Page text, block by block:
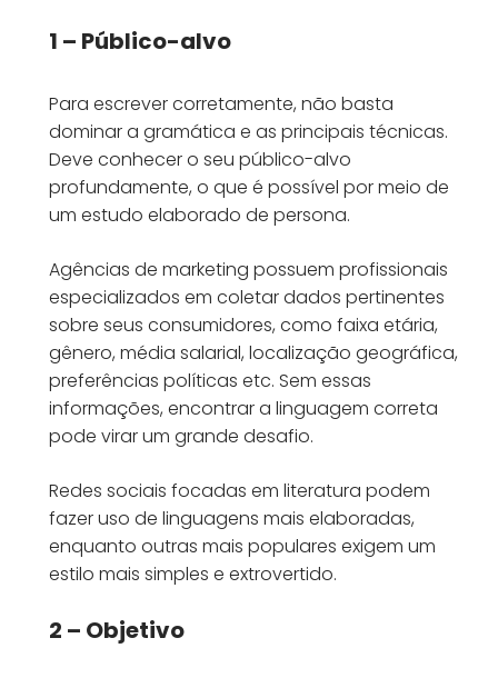
1 – Público-alvo
Para escrever corretamente, não basta
dominar a gramática e as principais técnicas.
Deve conhecer o seu público-alvo
profundamente, o que é possível por meio de
um estudo elaborado de persona.
Agências de marketing possuem profissionais
especializados em coletar dados pertinentes
sobre seus consumidores, como faixa etária,
gênero, média salarial, localização geográfica,
preferências políticas etc. Sem essas
informações, encontrar a linguagem correta
pode virar um grande desafio.
Redes sociais focadas em literatura podem
fazer uso de linguagens mais elaboradas,
enquanto outras mais populares exigem um
estilo mais simples e extrovertido.
2 – Objetivo